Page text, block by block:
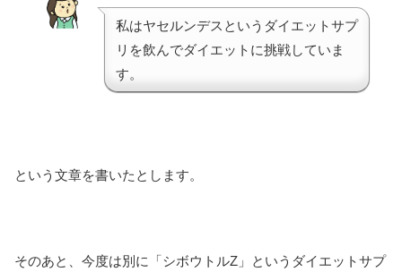
私はヤセルンデスというダイエットサプ
リを飲んでダイエットに挑戦していま
す。
という文章を書いたとします。
そのあと、今度は別に「シボウトルZ」というダイエットサプ